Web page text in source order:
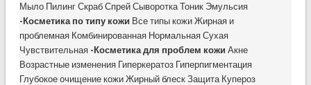
Мыло Пилинг Скраб Спрей Сыворотка Тоник Эмульсия
-Косметика по типу кожи Все типы кожи Жирная и
проблемная Комбинированная Нормальная Сухая
Чувствительная -Косметика для проблем кожи Акне
Возрастные изменения Гиперкератоз Гиперпигментация
Глубокое очищение кожи Жирный блеск Защита Купероз